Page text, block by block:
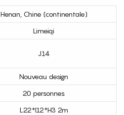
Henan, Chine (continentale)
Limeiqi
J14
Nouveau design
20 personnes
L22*l12*H3 2m